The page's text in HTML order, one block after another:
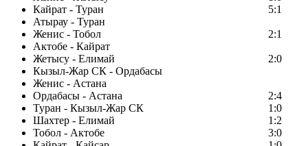
Кайрат - Туран
5:1
Атырау - Туран
Женис - Тобол
2:1
Актобе - Кайрат
Жетысу - Елимай
2:0
Кызыл-Жар СК - Ордабасы
Женис - Астана
Ордабасы - Астана
2:4
Туран - Кызыл-Жар СК
1:0
Шахтер - Елимай
1:2
Тобол - Актобе
3:0